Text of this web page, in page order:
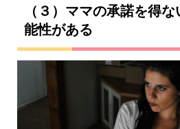
（３）ママの承諾を得
能性がある